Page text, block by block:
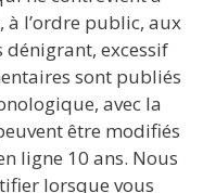
l’ordre public, aux
excessif
sont publiés
avec la
être modifiés
ligne 10 ans. Nous
lorsque vous